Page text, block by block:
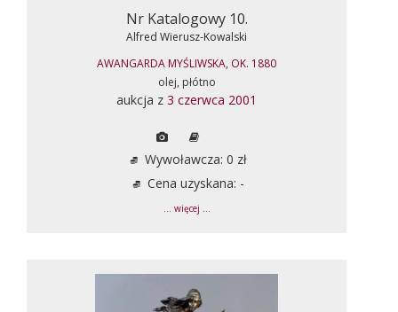
Nr Katalogowy 10.
Alfred Wierusz-Kowalski
AWANGARDA MYŚLIWSKA, OK. 1880
olej, płótno
aukcja z 3 czerwca 2001
Wywoławcza: 0 zł
Cena uzyskana: -
... więcej ...